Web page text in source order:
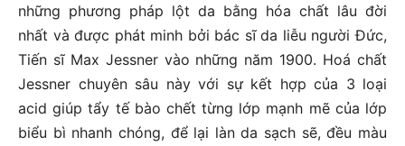
những phương pháp lột da bằng hóa chất lâu đời
nhất và được phát minh bởi bác sĩ da liễu người Đức,
Tiến sĩ Max Jessner vào những năm 1900. Hoá chất
Jessner chuyên sâu này với sự kết hợp của 3 loại
acid giúp tẩy tế bào chết từng lớp mạnh mẽ của lớp
biểu bì nhanh chóng, để lại làn da sạch sẽ, đều màu